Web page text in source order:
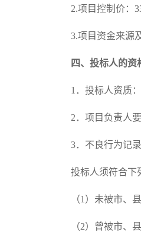
2.项目控制价：
3.项目资金来源
四、投标人的资
1．投标人资质：
2 ．项目负责人要
3．不良行为记录
投标人须符合下
（1 ） 未被市、
（2） 曾被市、